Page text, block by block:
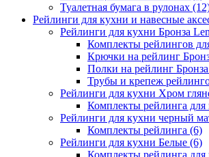
Туалетная бумага в рулонах
Рейлинги для кухни и навесные
Рейлинги для кухни Бронза
Комплекты рейлингов
Крючки на рейлинг
Полки на рейлинг Бронза
Трубы и крепеж
Рейлинги для кухни Хром
Комплекты рейлинга
Рейлинги для кухни черный
Комплекты рейлинга (6)
Рейлинги для кухни Белые (6)
Комплекты рейлинга